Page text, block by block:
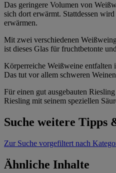
Das geringere Volumen von
sich dort erwärmt. Stattdessen
erwärmen.
Mit zwei verschiedenen
ist dieses Glas für fruchtbetonte
Körperreiche Weißweine entfalten
Das tut vor allem schweren
Für einen gut ausgebauten
Riesling mit seinem speziellen
Suche weitere Tipps
Zur Suche vorgefiltert nach
Ähnliche Inhalte